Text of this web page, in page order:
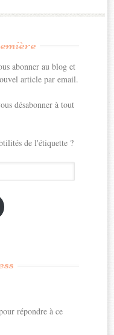
abonner au blog et
article par email.
désabonner à tout
de l'étiquette ?
répondre à ce